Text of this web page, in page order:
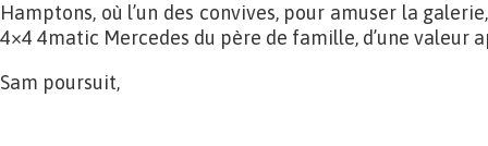
Hamptons, où l’un des convives, pour amuser la
4×4 4matic Mercedes du père de famille, d’une valeur
Sam poursuit,